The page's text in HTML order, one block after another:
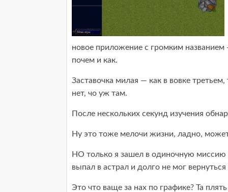
новое приложение с громким
почем и как.
Заставочка милая — как в вовке
нет, чо уж там.
После нескольких секунд изучения
Ну это тоже мелочи жизни, ладно,
НО только я зашел в одиночную миссию
выпал в астрал и долго не мог вернуться
Это что ваще за нах по графике? Та